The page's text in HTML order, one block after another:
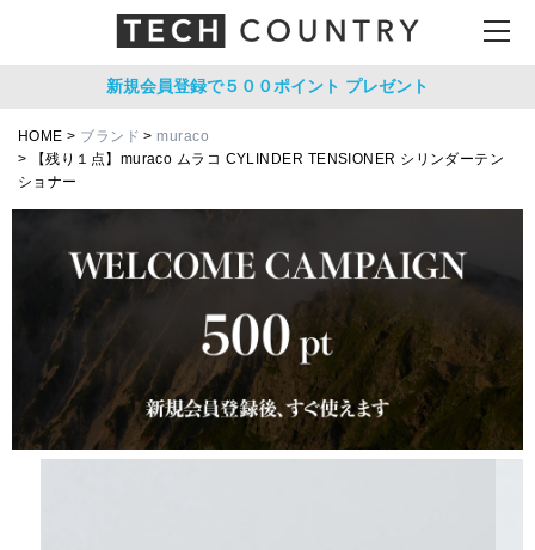
新規会員登録で５００ポイント プレゼント
HOME ブランド
muraco
【残り１点】muraco ムラコ CYLINDER TENSIONER シリンダーテン
ショナー